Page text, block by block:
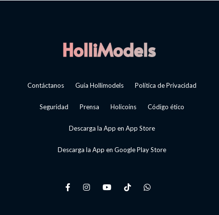
Contáctanos Guía Hollimodels Política de Privacidad
Seguridad Prensa Holicoins Código ético
Descarga la App en App Store
Descarga la App en Google Play Store